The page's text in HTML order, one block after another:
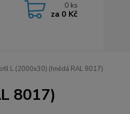
0 ks
za 0 Kč
L (2000x30) (hnědá RAL 8017)
8017)